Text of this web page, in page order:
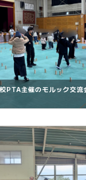
PTA主催のモルック交流